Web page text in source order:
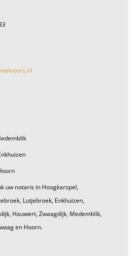
uw notaris in Hoogkarspel,
Lutjebroek, Enkhuizen,
Hauwert, Zwaagdijk, Medemblik,
en Hoorn.